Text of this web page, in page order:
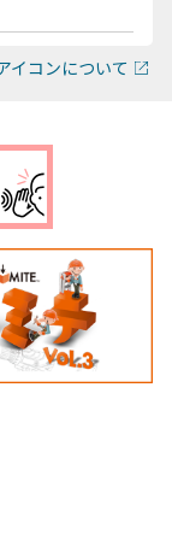
イコンについて